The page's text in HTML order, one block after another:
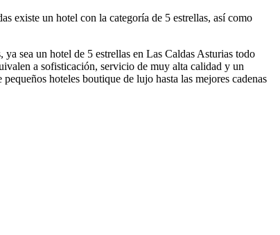
existe un hotel con la categoría de 5 estrellas, así como
sea un hotel de 5 estrellas en Las Caldas Asturias todo
a sofisticación, servicio de muy alta calidad y un
hoteles boutique de lujo hasta las mejores cadenas